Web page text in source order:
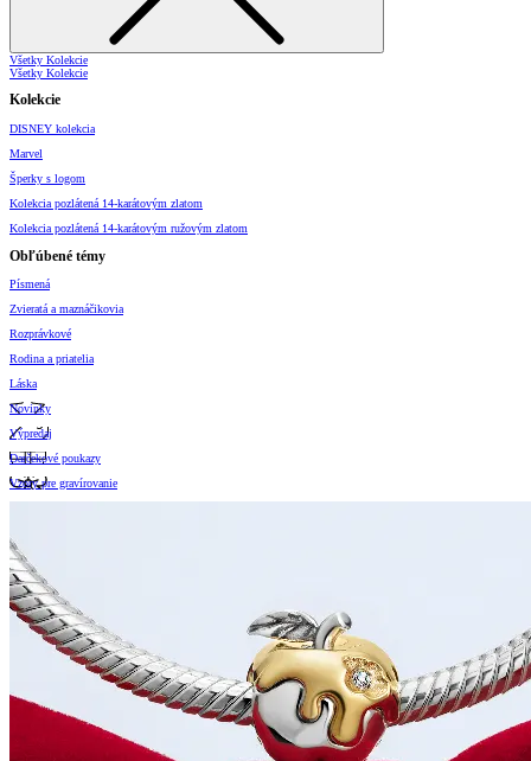
Všetky Kolekcie
Všetky Kolekcie
Kolekcie
DISNEY kolekcia
Marvel
Šperky s logom
Kolekcia pozlátená 14-karátovým zlatom
Kolekcia pozlátená 14-karátovým ružovým zlatom
Obľúbené témy
Písmená
Zvieratá a maznáčikovia
Rozprávkové
Rodina a priatelia
Láska
Novinky
Výpredaj
Darčekové poukazy
Vzory pre gravírovanie